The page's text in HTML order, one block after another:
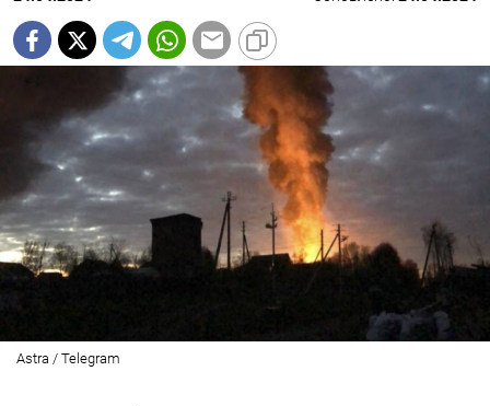
Astra / Telegram